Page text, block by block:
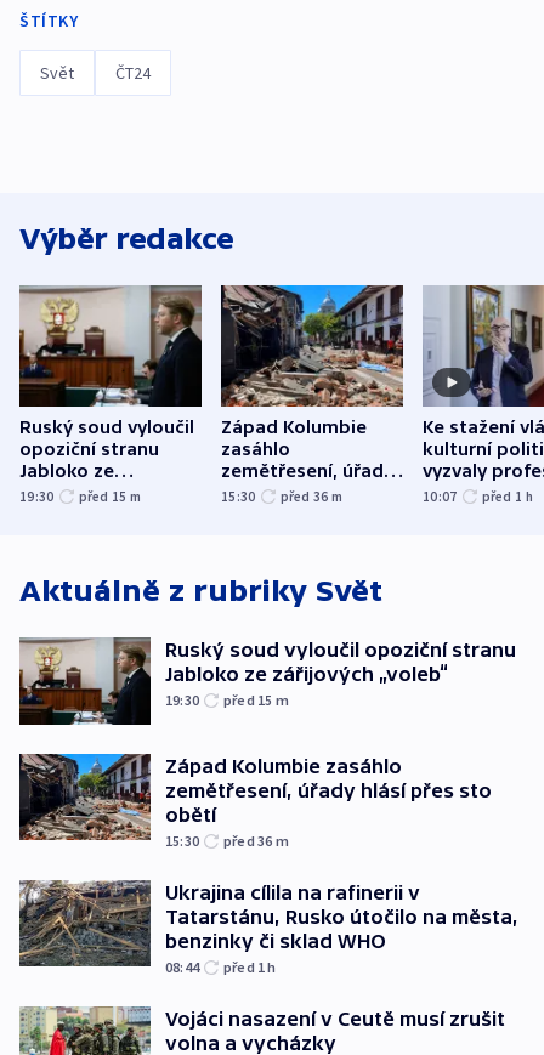
ŠTÍTKY
Svět ČT24
Výběr redakce
Ruský soud vyloučil
opoziční stranu
Jabloko ze
zářijových „voleb“
19:30 před 15 m
Západ Kolumbie
zasáhlo
zemětřesení, úřady
hlásí přes sto obětí
15:30 před 36 m
Ke stažení
kulturní
vyzvaly
organizace,
10:07 před 1 h
Aktuálně z rubriky Svět
Ruský soud vyloučil opoziční stranu
Jabloko ze zářijových „voleb“
19:30 před 15 m
Západ Kolumbie zasáhlo
zemětřesení, úřady hlásí přes sto
obětí
15:30 před 36 m
Ukrajina cílila na rafinerii v
Tatarstánu, Rusko útočilo na města,
benzinky či sklad WHO
08:44 před 1h
Vojáci nasazení v Ceutě musí zrušit
volna a vycházky